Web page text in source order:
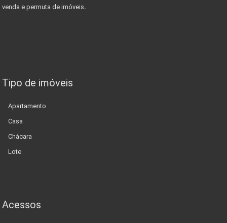
venda e permuta de imóveis.
Tipo de imóveis
Apartamento
Casa
Chácara
Lote
Acessos